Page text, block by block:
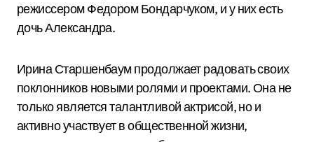
режиссером Федором Бондарчуком, и у них есть
дочь Александра.
Ирина Старшенбаум продолжает радовать своих
поклонников новыми ролями и проектами. Она не
только является талантливой актрисой, но и
активно участвует в общественной жизни,